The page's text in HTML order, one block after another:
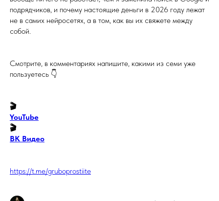
подрядчиков, и почему настоящие деньги в 2026 году лежат
не в самих нейросетях, а в том, как вы их свяжете между
собой.
Смотрите, в комментариях напишите, какими из семи уже
пользуетесь 👇
🎬
YouTube
🎬
ВК Видео
https://t.me/gruboprostiite